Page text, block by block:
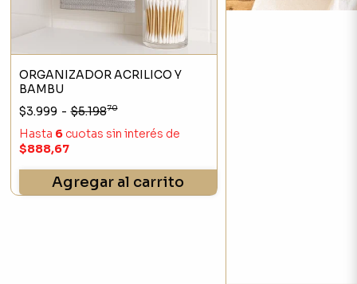
ORGANIZADOR ACRILICO Y
BAMBU
$3.999 - $5.19870
Hasta 6cuotas sin interés de
$888,67
Agregar al carrito